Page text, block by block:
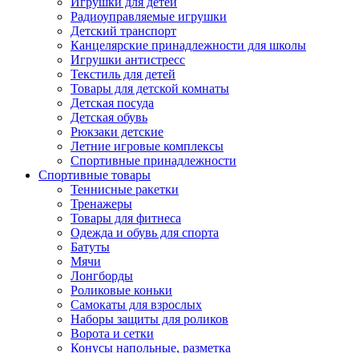
Радиоуправляемые игрушки
Детский транспорт
Канцелярские принадлежности для школы
Игрушки антистресс
Текстиль для детей
Товары для детской комнаты
Детская посуда
Детская обувь
Рюкзаки детские
Летние игровые комплексы
Спортивные принадлежности
Спортивные товары
Теннисные ракетки
Тренажеры
Товары для фитнеса
Одежда и обувь для спорта
Батуты
Мячи
Лонгборды
Роликовые коньки
Самокаты для взрослых
Наборы защиты для роликов
Ворота и сетки
Конусы напольные, разметка